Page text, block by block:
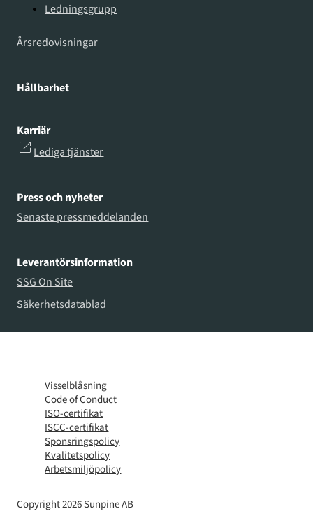
Ledningsgrupp
Årsredovisningar
Hållbarhet
Karriär
Lediga tjänster
Press och nyheter
Senaste pressmeddelanden
Leverantörsinformation
SSG On Site
Säkerhetsdatablad
Copyright 2026 Sunpine AB
Visselblåsning
Code of Conduct
ISO-certifikat
ISCC-certifikat
Sponsringspolicy
Kvalitetspolicy
Arbetsmiljöpolicy